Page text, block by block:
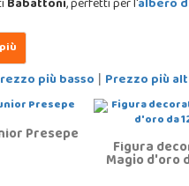
più basso | Prezzo più
Presepe Figura
Magio d'oro